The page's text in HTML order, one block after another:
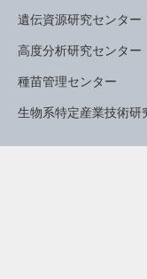
遺伝資源研究センター
高度分析研究センター
種苗管理センター
生物系特定産業技術研